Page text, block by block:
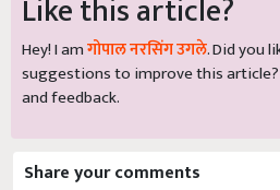
Like this article?
Hey! I amगोपाल नरसिंग उगले. Did you
suggestions to improve this article?
and feedback.
Share your comments